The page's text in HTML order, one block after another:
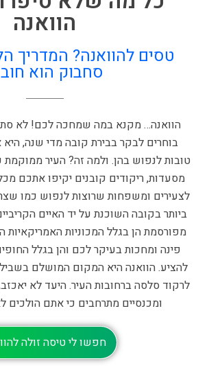
הוואנה
טסים להוואנה? המדריך
סחבוק הוא
הוואנה… מקנא במה שמחכה לכם! לא סתם
בוחרים לבקר בבירת קובה מדי שנה,
טובות לנפוש בהן. ולמה זה? העיר ממוקמת
מסעדות, ריקודים קובנים יקיפו אתכם
לצעירים ומשפחות שרוצות לנפוש כמו
ביותר בקובה השוכנת על יד האיים
מפורסמת הן בגלל המכוניות האמריקאיות
פינה ומחכות בעיקר לכם והן בגלל
להציע. הוואנה היא המקום המושלם
לרקוד סלסה ברחובות העיר. היעד לא
ומכנסיים מתרחבים כי אתם הולכים
חפשו לי טיסה זולה